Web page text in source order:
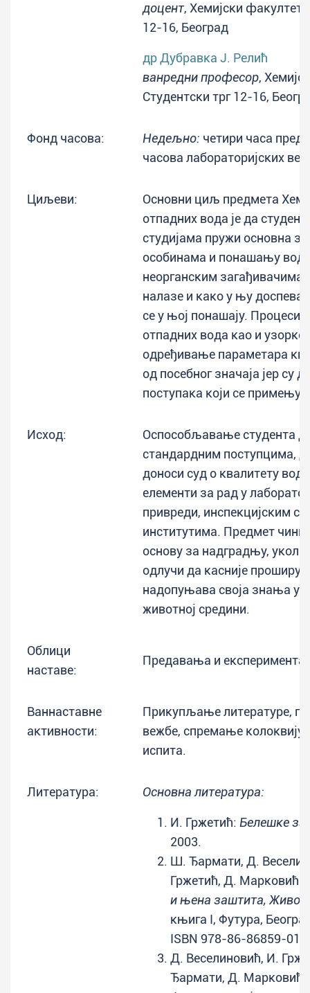
доцент, Хемијски факултет,
12-16, Београд
др Дубравка Ј. Релић
ванредни професор,
Студентски трг 12-16,
Фонд часова: Недељно: четири часа
часова лабораторијских
Циљеви:
Основни циљ предмета
отпадних вода је да
студијама пружи основна
особинама и понашању
неорганским загађивачима
налазе и како у њу
се у њој понашају. Процеси
отпадних вода као и
одређивање параметара
од посебног значаја јер су
поступака који се
Исход:
Оспособљавање студента
стандардним поступцима,
доноси суд о квалитету воде
елементи за рад у
привреди, инспекцијским
институтима. Предмет чини
основу за надградњу,
одлучи да касније
надопуњава своја знања у
животној средини.
Облици
наставе:
Предавања и
Ваннаставне
активности:
Прикупљање литературе,
вежбе, спремање
испита.
Литература: Основна литература:
И. Гржетић: Белешке
2003.
Ш. Ђармати, Д.
Гржетић, Д. Марковић:
и њена заштита,
књига I, Футура,
ISBN 978-86-86859-01-
Д. Веселиновић, И.
Ђармати, Д. Марковић: